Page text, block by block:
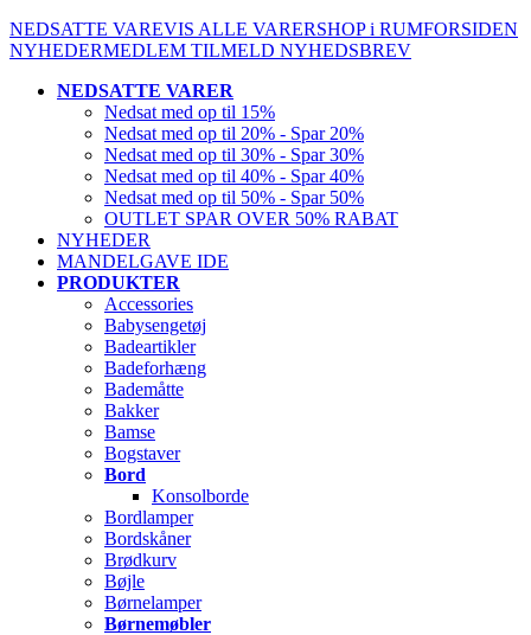
NEDSATTE VAREVIS ALLE VARERSHOP i RUMFORSIDEN
NYHEDERMEDLEM TILMELD NYHEDSBREV
NEDSATTE VARER
Nedsat med op til 15%
Nedsat med op til 20% - Spar 20%
Nedsat med op til 30% - Spar 30%
Nedsat med op til 40% - Spar 40%
Nedsat med op til 50% - Spar 50%
OUTLET SPAR OVER 50% RABAT
NYHEDER
MANDELGAVE IDE
PRODUKTER
Accessories
Babysengetøj
Badeartikler
Badeforhæng
Bademåtte
Bakker
Bamse
Bogstaver
Bord
Konsolborde
Bordlamper
Bordskåner
Brødkurv
Bøjle
Børnelamper
Børnemøbler